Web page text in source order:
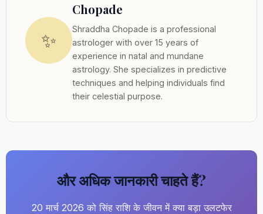
✨
Chopade
Shraddha Chopade is a professional
astrologer with over 15 years of
experience in natal and mundane
astrology. She specializes in predictive
techniques and helping individuals find
their celestial purpose.
और अधिक जानकारी चाहते हैं?
20 मार्च 2026 को सिंह राशि के जीवन में क्या बड़ा उलटफेर